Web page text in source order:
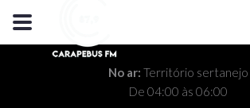
No ar: Território sertanejo
De 04:00 às 06:00